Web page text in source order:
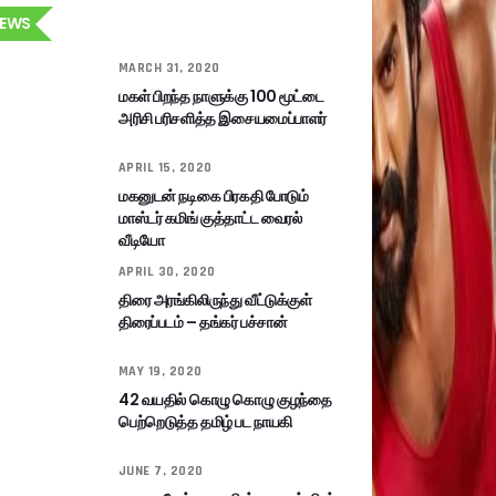
MARCH 31, 2020
மகள் பிறந்த நாளுக்கு 100 மூட்டை
அரிசி பரிசளித்த இசையமைப்பாளர்
APRIL 15, 2020
மகனுடன் நடிகை பிரகதி போடும்
மாஸ்டர் கமிங் குத்தாட்ட வைரல்
வீடியோ
APRIL 30, 2020
திரை அரங்கிலிருந்து வீட்டுக்குள்
திரைப்படம் – தங்கர் பச்சான்
MAY 19, 2020
42 வயதில் கொழு கொழு குழந்தை
பெற்றெடுத்த தமிழ் பட நாயகி
JUNE 7, 2020